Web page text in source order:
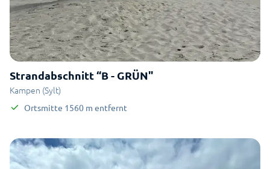
Strandabschnitt “B - GRÜN"
Kampen (Sylt)
Ortsmitte 1560 m entfernt